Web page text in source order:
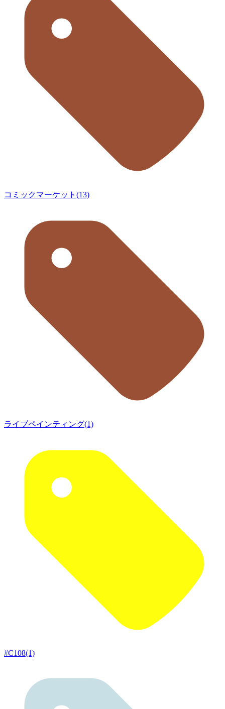
コミックマーケット(13)
ライブペインティング(1)
#C108(1)